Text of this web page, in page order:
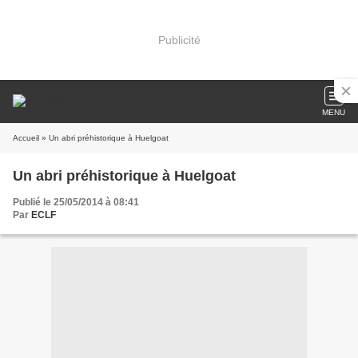
Publicité
MENU
Accueil » Un abri préhistorique à Huelgoat
Un abri préhistorique à Huelgoat
Publié le 25/05/2014 à 08:41
Par ECLF